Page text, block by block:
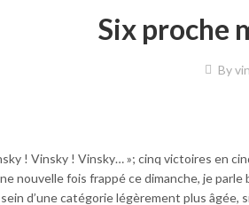
Six proche
By
! Vinsky ! Vinsky… »; cinq victoires en
nouvelle fois frappé ce dimanche, je
sein d’une catégorie légèrement plus